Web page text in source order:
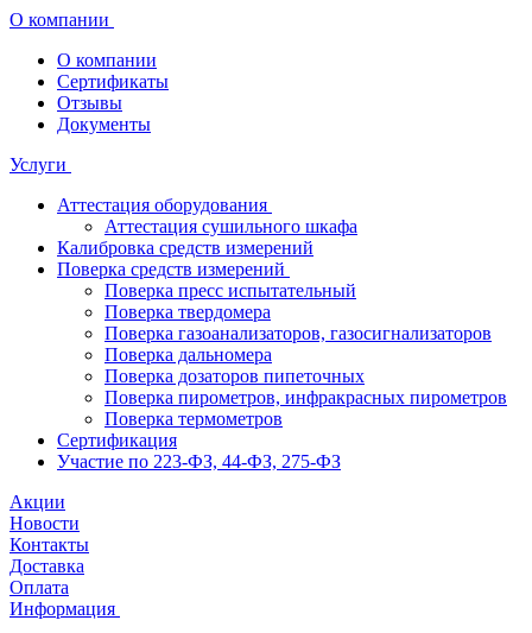
О компании
О компании
Сертификаты
Отзывы
Документы
Услуги
Аттестация оборудования
Аттестация сушильного шкафа
Калибровка средств измерений
Поверка средств измерений
Поверка пресс испытательный
Поверка твердомера
Поверка газоанализаторов, газосигнализаторов
Поверка дальномера
Поверка дозаторов пипеточных
Поверка пирометров, инфракрасных пирометров
Поверка термометров
Сертификация
Участие по 223-ФЗ, 44-ФЗ, 275-ФЗ
Акции
Новости
Контакты
Доставка
Оплата
Информация